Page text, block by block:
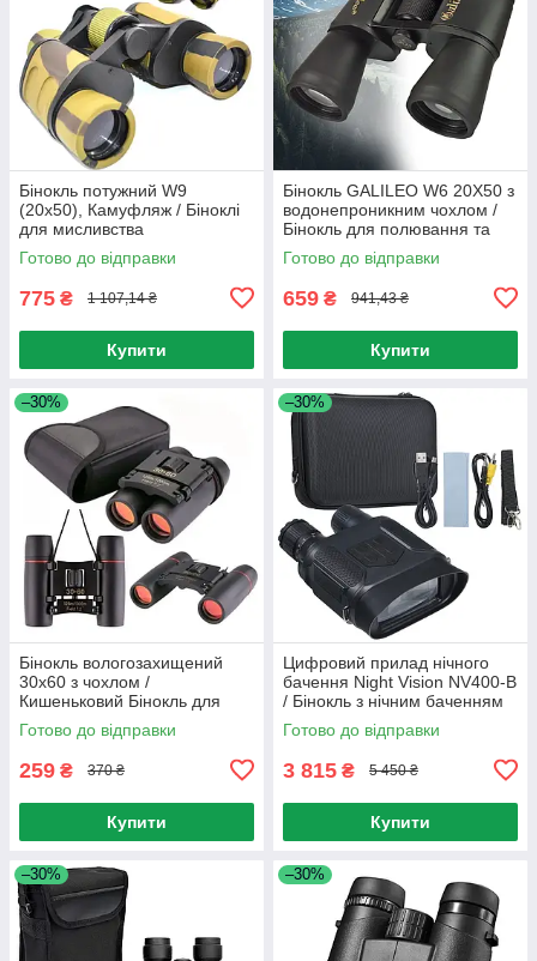
Бінокль потужний W9
(20x50), Камуфляж / Біноклі
для мисливства
Готово до відправки
775 ₴ 1 107,14 ₴
Купити
Бінокль GALILEO W6 20X50 з
водонепроникним чохлом /
Бінокль для полювання та
роболовлі
Готово до відправки
659 ₴ 941,43 ₴
Купити
–30%
Бінокль вологозахищений
30х60 з чохлом /
Кишеньковий Бінокль для
полювання та риболовлі
Готово до відправки
259 ₴ 370 ₴
Купити
–30%
Цифровий прилад нічного
бачення Night Vision NV400-B
/ Бінокль з нічним баченням
Готово до відправки
3 815 ₴ 5 450 ₴
Купити
–30% –30%